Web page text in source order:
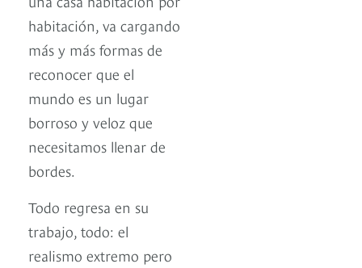
habitación, va cargando
más y más formas de
reconocer que el
mundo es un lugar
borroso y veloz que
necesitamos llenar de
bordes.
Todo regresa en su
trabajo, todo: el
realismo extremo pero